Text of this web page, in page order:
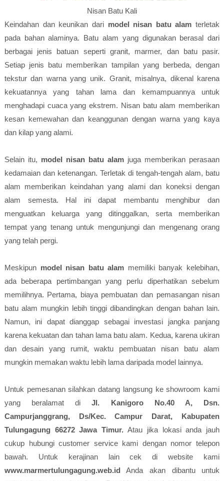
Nisan Batu Kali
Keindahan dan keunikan dari model nisan batu alam terletak
pada bahan alaminya. Batu alam yang digunakan berasal dari
berbagai jenis batuan seperti granit, marmer, dan batu pasir.
Setiap jenis batu memberikan tampilan yang berbeda, dengan
tekstur dan warna yang unik. Granit, misalnya, dikenal karena
kekuatannya yang tahan lama dan kemampuannya untuk
menghadapi cuaca yang ekstrem. Nisan batu alam memberikan
kesan kemewahan dan keanggunan dengan warna yang kaya
dan kilap yang alami.
Selain itu, model nisan batu alam juga memberikan perasaan
kedamaian dan ketenangan. Terletak di tengah-tengah alam, batu
alam memberikan keindahan yang alami dan koneksi dengan
alam semesta. Hal ini dapat membantu menghibur dan
menguatkan keluarga yang ditinggalkan, serta memberikan
tempat yang tenang untuk mengunjungi dan mengenang orang
yang telah pergi.
Meskipun model nisan batu alam memiliki banyak kelebihan,
ada beberapa pertimbangan yang perlu diperhatikan sebelum
memilihnya. Pertama, biaya pembuatan dan pemasangan nisan
batu alam mungkin lebih tinggi dibandingkan dengan bahan lain.
Namun, ini dapat dianggap sebagai investasi jangka panjang
karena kekuatan dan tahan lama batu alam. Kedua, karena ukiran
dan desain yang rumit, waktu pembuatan nisan batu alam
mungkin memakan waktu lebih lama daripada model lainnya.
Untuk pemesanan silahkan datang langsung ke showroom kami
yang beralamat diJl. Kanigoro No.40 A, Dsn.
Campurjanggrang, Ds/Kec. Campur Darat, Kabupaten
Tulungagung 66272 Jawa Timur. Atau jika lokasi anda jauh
cukup hubungi customer service kami dengan nomor telepon
bawah. Untuk kerajinan lain cek di website kami
www.marmertulungagung.web.id Anda akan dibantu untuk